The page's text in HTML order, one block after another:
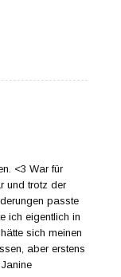
<3 War für
und trotz der
passte
ich eigentlich in
sich meinen
aber erstens